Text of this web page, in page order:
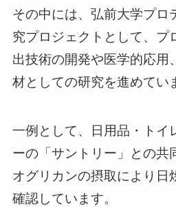
その中には、弘前大学プロ
究プロジェクトとして、プ
出技術の開発や医学的応用
材としての研究を進めてい
一例として、日用品・トイ
ーの「サントリー」との共
オグリカンの摂取により日
確認しています。